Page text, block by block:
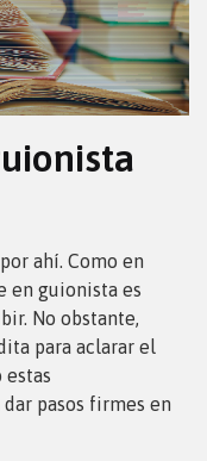
ahí. Como en
en guionista es
No obstante,
para aclarar el
estas
pasos firmes en